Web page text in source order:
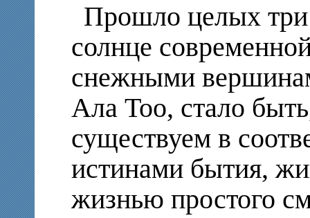
Прошло целых три
солнце
снежными
Ала Тоо, стало
существуем в
истинами бытия,
жизнью простого